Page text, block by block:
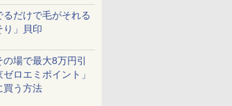
るだけで毛がそれる
り」貝印
場で最大8万円引
ゼロエミポイント」
買う方法